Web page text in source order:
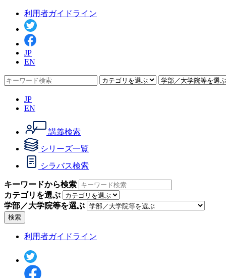
利用者ガイドライン
JP
EN
JP
EN
講義検索
シリーズ一覧
シラバス検索
キーワードから検索
カテゴリを選ぶ
学部／大学院等を選ぶ
検索
利用者ガイドライン